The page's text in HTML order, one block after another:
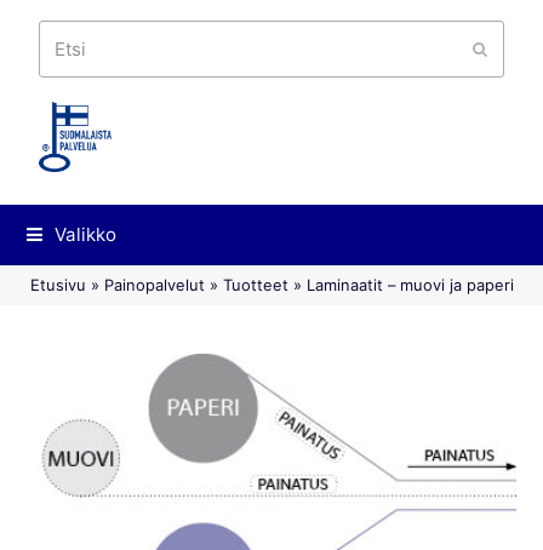
Valikko
Etusivu » Painopalvelut » Tuotteet » Laminaatit – muovi ja paperi